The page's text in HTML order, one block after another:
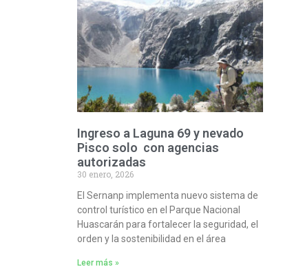
Ingreso a Laguna 69 y nevado
Pisco solo con agencias
autorizadas
30 enero, 2026
El Sernanp implementa nuevo sistema de
control turístico en el Parque Nacional
Huascarán para fortalecer la seguridad, el
orden y la sostenibilidad en el área
Leer más »